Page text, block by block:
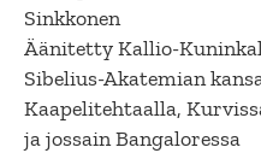
Sinkkonen
Äänitetty Kallio-
Sibelius-Akatemian
Kaapelitehtaalla,
ja jossain Bangaloressa